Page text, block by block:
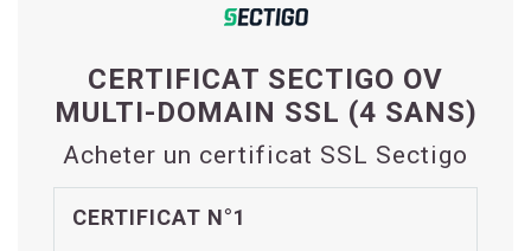
CERTIFICAT SECTIGO OV
MULTI-DOMAIN SSL (4 SANS)
Acheter un certificat SSL Sectigo
CERTIFICAT N°1